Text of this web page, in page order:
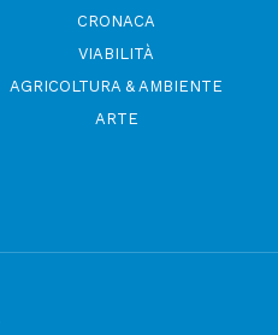
CRONACA
VIABILITÀ
AGRICOLTURA & AMBIENTE
ARTE